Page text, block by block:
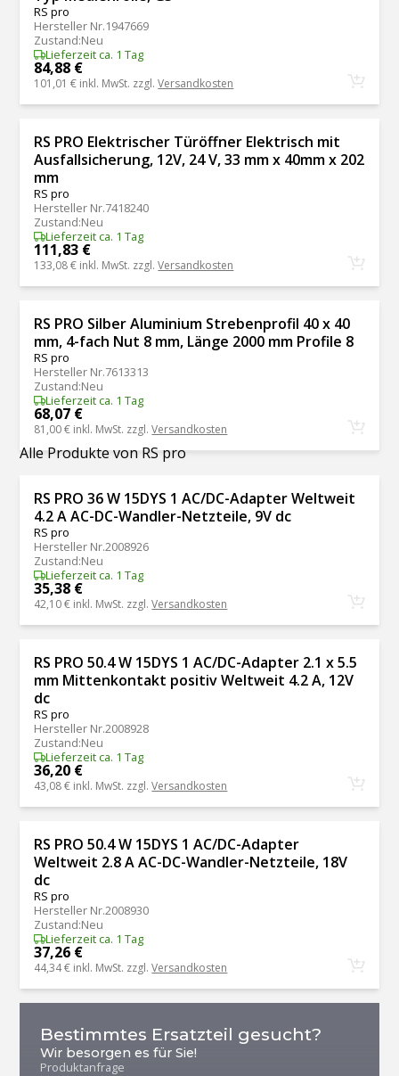
RS pro
Hersteller Nr.1947669
Zustand:Neu
Lieferzeit ca. 1 Tag
84,88 €
101,01 € inkl. MwSt. zzgl.Versandkosten
RS PRO Elektrischer Türöffner Elektrisch mit
Ausfallsicherung, 12V, 24 V, 33 mm x 40mm x 202
mm
RS pro
Hersteller Nr.7418240
Zustand:Neu
Lieferzeit ca. 1 Tag
111,83 €
133,08 € inkl. MwSt. zzgl.Versandkosten
RS PRO Silber Aluminium Strebenprofil 40 x 40
mm, 4-fach Nut 8 mm, Länge 2000 mm Profile 8
RS pro
Hersteller Nr.7613313
Zustand:Neu
Lieferzeit ca. 1 Tag
68,07 €
81,00 € inkl. MwSt. zzgl.Versandkosten
Alle Produkte von RS pro
RS PRO 36 W 15DYS 1 AC/DC-Adapter Weltweit
4.2 A AC-DC-Wandler-Netzteile, 9V dc
RS pro
Hersteller Nr.2008926
Zustand:Neu
Lieferzeit ca. 1 Tag
35,38 €
42,10 € inkl. MwSt. zzgl.Versandkosten
RS PRO 50.4 W 15DYS 1 AC/DC-Adapter 2.1 x 5.5
mm Mittenkontakt positiv Weltweit 4.2 A, 12V
dc
RS pro
Hersteller Nr.2008928
Zustand:Neu
Lieferzeit ca. 1 Tag
36,20 €
43,08 € inkl. MwSt. zzgl.Versandkosten
RS PRO 50.4 W 15DYS 1 AC/DC-Adapter
Weltweit 2.8 A AC-DC-Wandler-Netzteile, 18V
dc
RS pro
Hersteller Nr.2008930
Zustand:Neu
Lieferzeit ca. 1 Tag
37,26 €
44,34 € inkl. MwSt. zzgl.Versandkosten
Bestimmtes Ersatzteil gesucht?
Wir besorgen es für Sie!
Produktanfrage